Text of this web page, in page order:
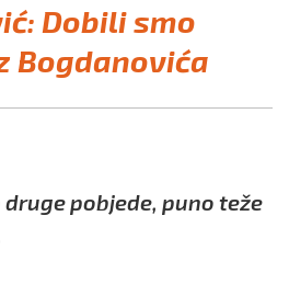
Dobili smo
Bogdanovića
pobjede, puno teže